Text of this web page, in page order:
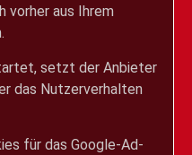
vorher aus Ihrem
setzt der Anbieter
das Nutzerverhalten
für das Google-Ad-